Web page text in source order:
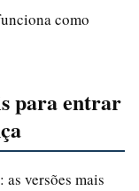
como
para entrar
: as versões mais